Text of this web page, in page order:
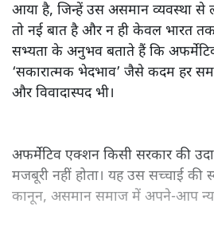
आया है, जिन्हें उस असमान व्यवस्था से
तो नई बात है और न ही केवल भारत तक
सभ्यता के अनुभव बताते हैं कि
‘सकारात्मक भेदभाव’ जैसे कदम हर
और विवादास्पद भी।
अफर्मेटिव एक्शन किसी सरकार की
मजबूरी नहीं होता। यह उस सच्चाई की
कानून, असमान समाज में अपने-आप